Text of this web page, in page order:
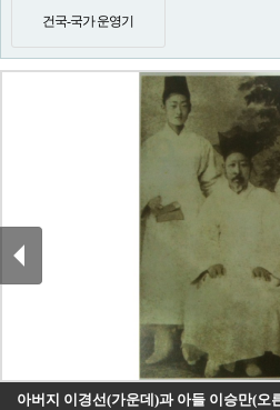
건국-국가 운영기
아버지 이경선(가운데)과 아들 이승만(오